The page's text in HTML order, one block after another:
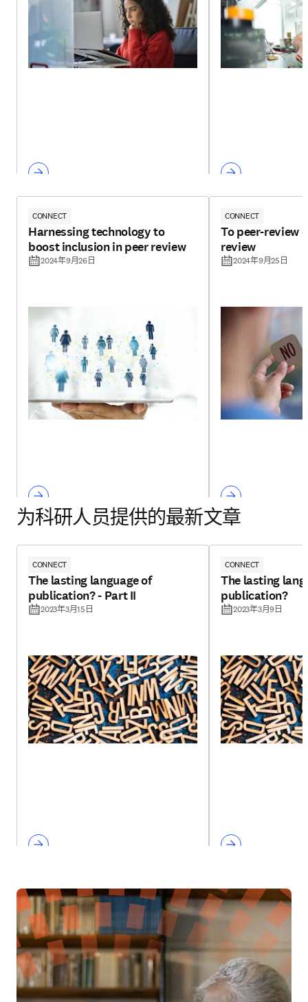
CONNECT
Harnessing technology to
boost inclusion in peer review
2024年9月26日
CONNECT
To peer-review
review
2024年9月25日
为科研人员提供的最新文章
CONNECT
The lasting language of
publication? - Part II
2023年3月15日
CONNECT
The lasting
publication?
2023年3月9日